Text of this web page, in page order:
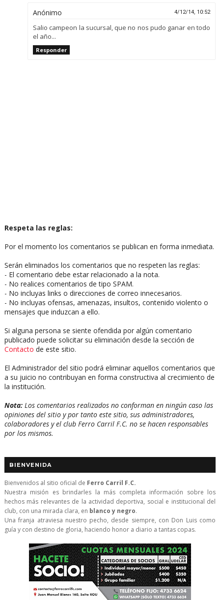
Anónimo 4/12/14, 10:52
Salio campeon la sucursal, que no nos pudo ganar en todo
el año...
Responder
Respeta las reglas:
Por el momento los comentarios se publican en forma inmediata.
Serán eliminados los comentarios que no respeten las reglas:
- El comentario debe estar relacionado a la nota.
- No realices comentarios de tipo SPAM.
- No incluyas links o direcciones de correo innecesarios.
- No incluyas ofensas, amenazas, insultos, contenido violento o
mensajes que induzcan a ello.
Si alguna persona se siente ofendida por algún comentario
publicado puede solicitar su eliminación desde la sección de
Contacto de este sitio.
El Administrador del sitio podrá eliminar aquellos comentarios que
a su juicio no contribuyan en forma constructiva al crecimiento de
la institución.
Nota:Los comentarios realizados no conforman en ningún caso las
opiniones del sitio y por tanto este sitio, sus administradores,
colaboradores y el club Ferro Carril F.C. no se hacen responsables
por los mismos.
BIENVENIDA
Bienvenidos al sitio oficial de Ferro Carril F.C.
Nuestra misión es brindarles la más completa información sobre los
hechos más relevantes de la actividad deportiva, social e institucional del
club, con una mirada clara, en blanco y negro.
Una franja atraviesa nuestro pecho, desde siempre, con Don Luis como
guía y con destino de gloria, haciendo honor a diario a tantas copas.